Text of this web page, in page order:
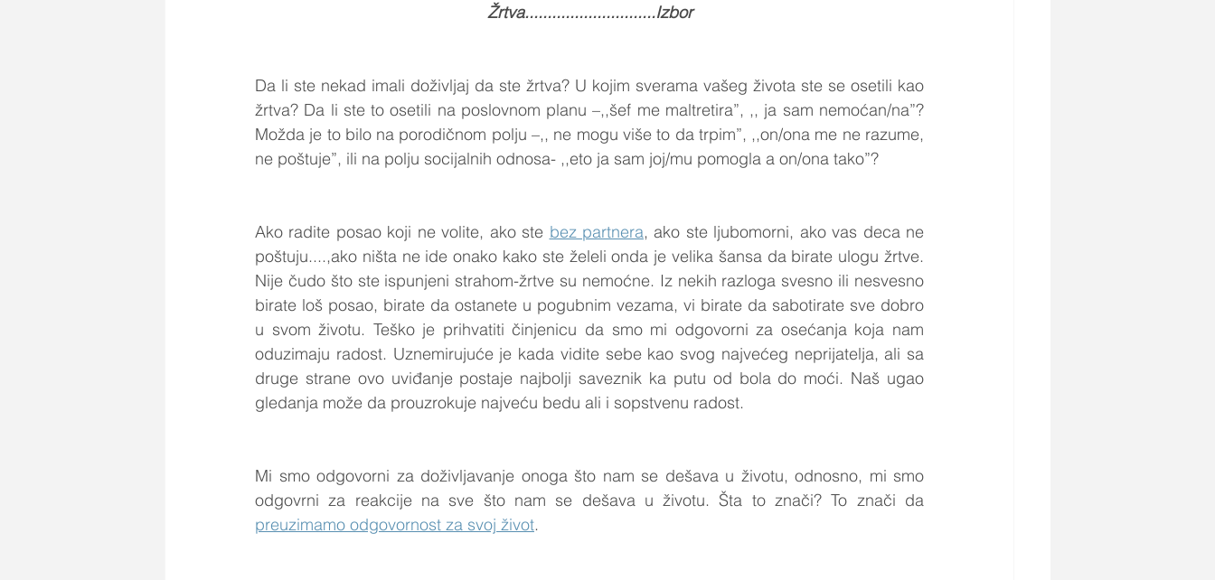
Žrtva.............................Izbor
Da li ste nekad imali doživljaj da ste žrtva? U kojim sverama vašeg života ste se osetili kao
žrtva? Da li ste to osetili na poslovnom planu –,,šef me maltretira”, ,, ja sam nemoćan/na”?
Možda je to bilo na porodičnom polju –,, ne mogu više to da trpim”, ,,on/ona me ne razume,
ne poštuje”, ili na polju socijalnih odnosa- ,,eto ja sam joj/mu pomogla a on/ona tako”?
Ako radite posao koji ne volite, ako ste bez partnera, ako ste ljubomorni, ako vas deca ne
poštuju....,ako ništa ne ide onako kako ste želeli onda je velika šansa da birate ulogu žrtve.
Nije čudo što ste ispunjeni strahom-žrtve su nemoćne. Iz nekih razloga svesno ili nesvesno
birate loš posao, birate da ostanete u pogubnim vezama, vi birate da sabotirate sve dobro
u svom životu. Teško je prihvatiti činjenicu da smo mi odgovorni za osećanja koja nam
oduzimaju radost. Uznemirujuće je kada vidite sebe kao svog najvećeg neprijatelja, ali sa
druge strane ovo uviđanje postaje najbolji saveznik ka putu od bola do moći. Naš ugao
gledanja može da prouzrokuje najveću bedu ali i sopstvenu radost.
Mi smo odgovorni za doživljavanje onoga što nam se dešava u životu, odnosno, mi smo
preuzimamo odgovornost za svoj život.